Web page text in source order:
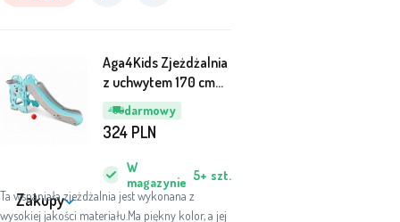
darmowy
Aga4Kids Zjeżdżalnia
z uchwytem 170 cm
Zielona
Ta wspaniała zjeżdżalnia jest wykonana z
wysokiej jakości materiału.Ma piękny kolor, a jej
W
magazynie 5+ szt.
324 PLN
Zakupy